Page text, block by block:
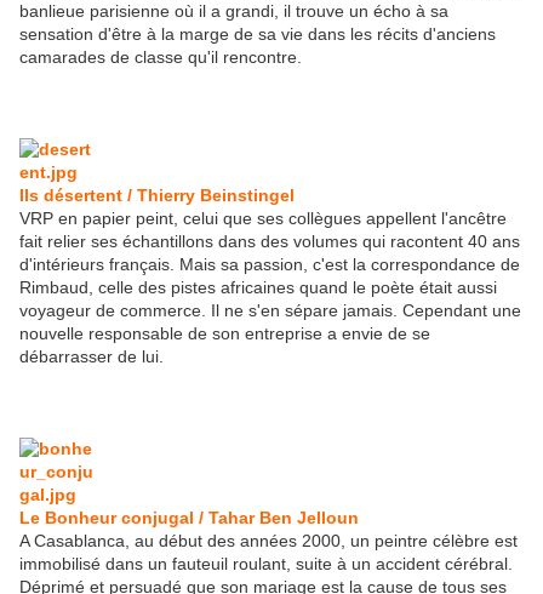
banlieue parisienne où il a grandi, il trouve un écho à sa
sensation d'être à la marge de sa vie dans les récits d'anciens
camarades de classe qu'il rencontre.
Ils désertent / Thierry Beinstingel
VRP en papier peint, celui que ses collègues appellent l'ancêtre
fait relier ses échantillons dans des volumes qui racontent 40 ans
d'intérieurs français. Mais sa passion, c'est la correspondance de
Rimbaud, celle des pistes africaines quand le poète était aussi
voyageur de commerce. Il ne s'en sépare jamais. Cependant une
nouvelle responsable de son entreprise a envie de se
débarrasser de lui.
Le Bonheur conjugal / Tahar Ben Jelloun
A Casablanca, au début des années 2000, un peintre célèbre est
immobilisé dans un fauteuil roulant, suite à un accident cérébral.
Déprimé et persuadé que son mariage est la cause de tous ses